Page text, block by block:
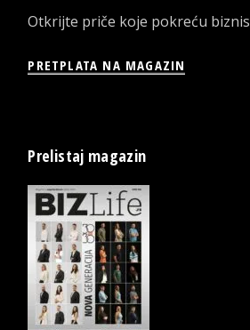
Otkrijte priče koje pokreću biznis
PRETPLATA NA MAGAZIN
Prelistaj magazin